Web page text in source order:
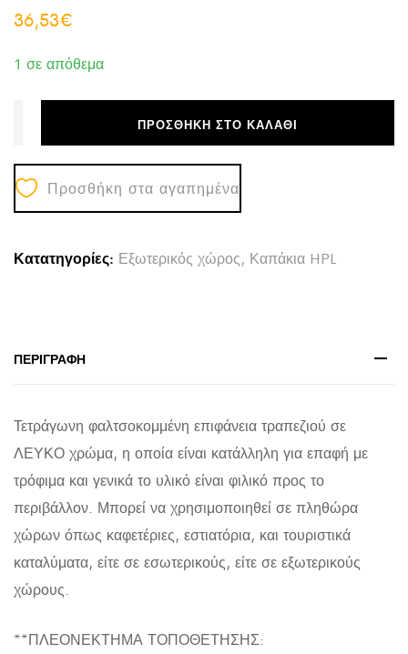
36,53€
1 σε απόθεμα
ΠΡΟΣΘΉΚΗ ΣΤΟ ΚΑΛΆΘΙ
Προσθήκη στα αγαπημένα
Κατατηγορίες: Εξωτερικός χώρος, Καπάκια HPL
ΠΕΡΙΓΡΑΦΉ
Τετράγωνη φαλτσοκομμένη επιφάνεια τραπεζιού σε
ΛΕΥΚΟ χρώμα, η οποία είναι κατάλληλη για επαφή με
τρόφιμα και γενικά το υλικό είναι φιλικό προς το
περιβάλλον. Μπορεί να χρησιμοποιηθεί σε πληθώρα
χώρων όπως καφετέριες, εστιατόρια, και τουριστικά
καταλύματα, είτε σε εσωτερικούς, είτε σε εξωτερικούς
χώρους.
**ΠΛΕΟΝΕΚΤΗΜΑ ΤΟΠΟΘΕΤΗΣΗΣ: